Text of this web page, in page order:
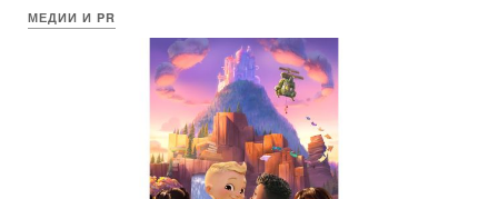
МЕДИИ И PR